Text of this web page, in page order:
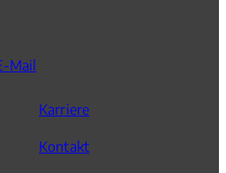
Mail
Karriere
Kontakt